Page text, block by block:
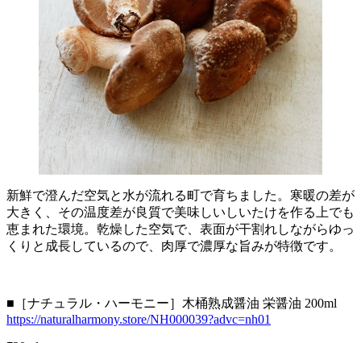
新鮮で澄んだ空気と水が流れる町で育ちました。寒暖の差が
大きく、その温度差が良質で美味しいしいたけを作る上でも
恵まれた環境。乾燥した空気で、表面が干割れしながらゆっ
くりと成長しているので、肉厚で濃厚な旨みが特徴です。
■［ナチュラル・ハーモニー］木桶熟成醤油 栄醤油 200ml
https://naturalharmony.store/NH000039?advc=nh01